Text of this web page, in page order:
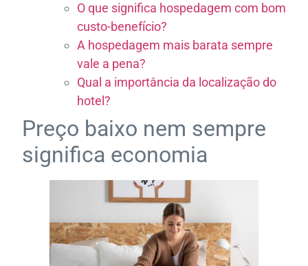
O que significa hospedagem com bom
custo-benefício?
A hospedagem mais barata sempre
vale a pena?
Qual a importância da localização do
hotel?
Preço baixo nem sempre
significa economia